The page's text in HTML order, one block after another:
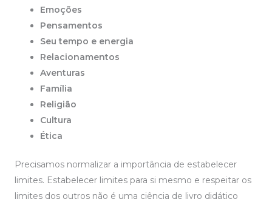
Emoções
Pensamentos
Seu tempo e energia
Relacionamentos
Aventuras
Família
Religião
Cultura
Ética
Precisamos normalizar a importância de estabelecer
limites. Estabelecer limites para si mesmo e respeitar os
limites dos outros não é uma ciência de livro didático